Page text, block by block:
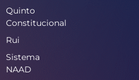
Quinto
Constitucional
Rui
Sistema
NAAD